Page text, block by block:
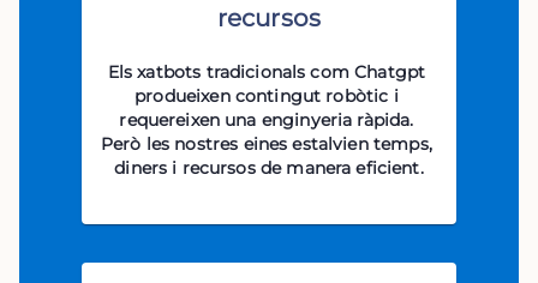
recursos
Els xatbots tradicionals com Chatgpt
produeixen contingut robòtic i
requereixen una enginyeria ràpida.
Però les nostres eines estalvien temps,
diners i recursos de manera eficient.